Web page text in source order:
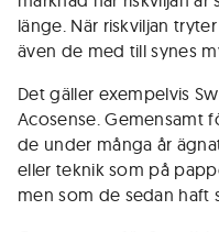
länge. När riskviljan
även de med till synes
Det gäller exempelvis
Acosense. Gemensamt
de under många år
eller teknik som på
men som de sedan haft